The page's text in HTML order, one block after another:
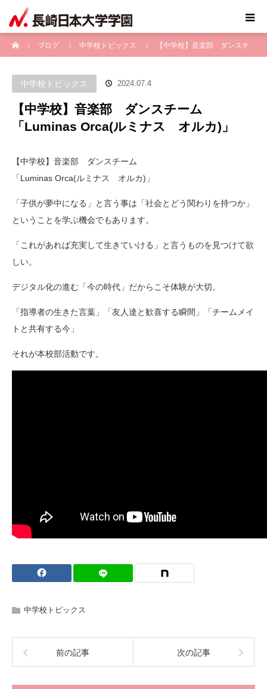
ブログ
中学校トピックス 【中学校】音楽部 ダンスチ
中学校トピックス 2024.07.4
【中学校】音楽部 ダンスチーム
「Luminas Orca(ルミナス オルカ)」
【中学校】音楽部 ダンスチーム
「Luminas Orca(ルミナス オルカ)」
「子供が夢中になる」と言う事は「社会とどう関わりを持つか」
ということを学ぶ機会でもあります。
「これがあれば充実して生きていける」と言うものを見つけて欲
しい。
デジタル化の進む「今の時代」だからこそ体験が大切。
「指導者の生きた言葉」「友人達と歓喜する瞬間」「チームメイ
トと共有する今」
それが本校部活動です。
中学校トピックス
前の記事 次の記事